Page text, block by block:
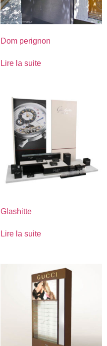
Dom perignon
Lire la suite
Glashitte
Lire la suite